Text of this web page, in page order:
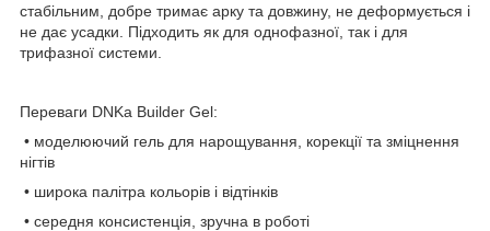
стабільним, добре тримає арку та довжину, не деформується і
не дає усадки. Підходить як для однофазної, так і для
трифазної системи.
Переваги DNKa Builder Gel:
• моделюючий гель для нарощування, корекції та зміцнення
нігтів
• широка палітра кольорів і відтінків
• середня консистенція, зручна в роботі